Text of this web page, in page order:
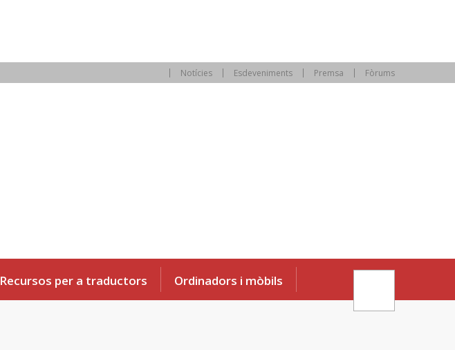
Notícies Esdeveniments Premsa Fòrums
Recursos per a traductors Ordinadors i mòbils